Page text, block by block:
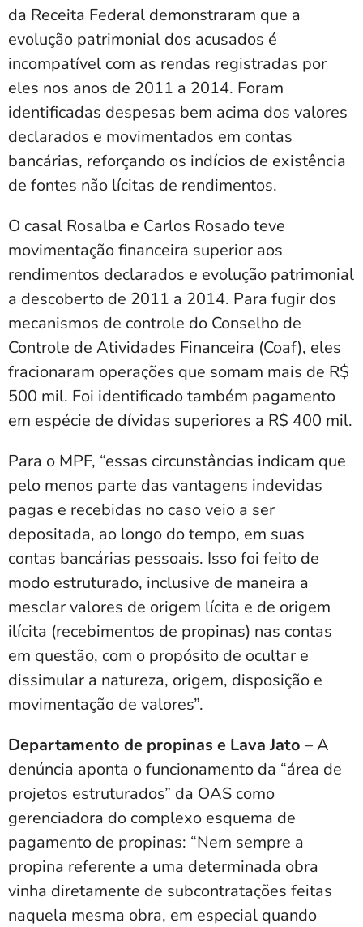
da Receita Federal demonstraram que a
evolução patrimonial dos acusados é
incompatível com as rendas registradas por
eles nos anos de 2011 a 2014. Foram
identificadas despesas bem acima dos valores
declarados e movimentados em contas
bancárias, reforçando os indícios de existência
de fontes não lícitas de rendimentos.
O casal Rosalba e Carlos Rosado teve
movimentação financeira superior aos
rendimentos declarados e evolução patrimonial
a descoberto de 2011 a 2014. Para fugir dos
mecanismos de controle do Conselho de
Controle de Atividades Financeira (Coaf), eles
fracionaram operações que somam mais de R$
500 mil. Foi identificado também pagamento
em espécie de dívidas superiores a R$ 400 mil.
Para o MPF, “essas circunstâncias indicam que
pelo menos parte das vantagens indevidas
pagas e recebidas no caso veio a ser
depositada, ao longo do tempo, em suas
contas bancárias pessoais. Isso foi feito de
modo estruturado, inclusive de maneira a
mesclar valores de origem lícita e de origem
ilícita (recebimentos de propinas) nas contas
em questão, com o propósito de ocultar e
dissimular a natureza, origem, disposição e
movimentação de valores”.
Departamento de propinas e Lava Jato – A
denúncia aponta o funcionamento da “área de
projetos estruturados” da OAS como
gerenciadora do complexo esquema de
pagamento de propinas: “Nem sempre a
propina referente a uma determinada obra
vinha diretamente de subcontratações feitas
naquela mesma obra, em especial quando